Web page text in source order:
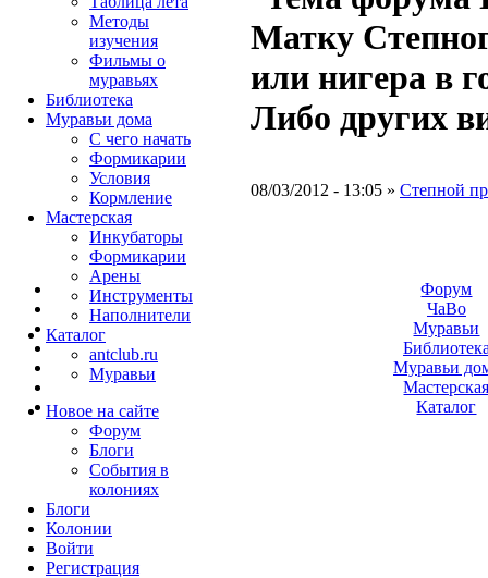
Матку
или нигера в
Либо других
08/03/2012 - 13:05 » Степной
Методы
изучения
Фильмы о
муравьях
Библиотека
Муравьи дома
С чего начать
Формикарии
Условия
Кормление
Мастерская
Инкубаторы
Формикарии
Арены
Инструменты
Наполнители
Каталог
antclub.ru
Муравьи
Новое на сайте
Форум
Блоги
События в
колониях
Блоги
Колонии
Войти
Peгиcтpaция
Форум
ЧаВо
Муравьи
Муравьи
Каталог